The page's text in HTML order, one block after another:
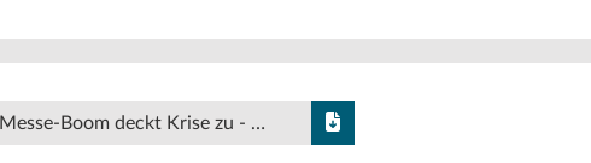
Messe-Boom deckt Krise zu - …